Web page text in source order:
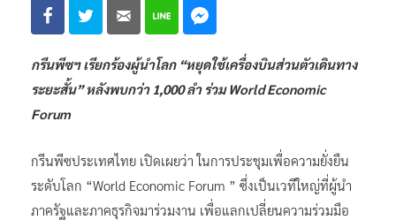
กรีนพีซฯ เรียกร้องผู้นำโลก “หยุดใช้เครื่องบินส่วนตัวเดินทาง
ระยะสั้น” หลังพบกว่า 1,000 ลำ ร่วม World Economic
Forum
กรีนพีซประเทศไทย เปิดเผยว่า ในการประชุมเพื่อความยั่งยืน
ระดับโลก “World Economic Forum ” ซึ่งเป็นเวทีใหญ่ที่ผู้นำ
ภาครัฐและภาคธุรกิจมาร่วมงาน เพื่อแลกเปลี่ยนความร่วมมือ